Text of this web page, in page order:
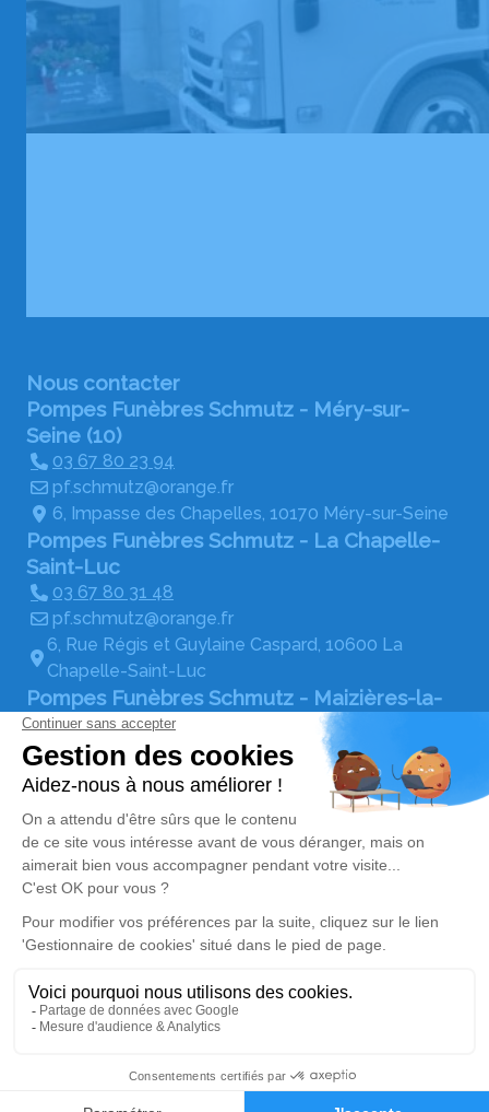
Nous contacter
Pompes Funèbres Schmutz - Méry-sur-
Seine (10)
03 67 80 23 94
pf.schmutz@orange.fr
6, Impasse des Chapelles, 10170 Méry-sur-Seine
Pompes Funèbres Schmutz - La Chapelle-
Saint-Luc
03 67 80 31 48
pf.schmutz@orange.fr
6, Rue Régis et Guylaine Caspard, 10600 La
Chapelle-Saint-Luc
Pompes Funèbres Schmutz - Maizières-la-
Grande-Paroisse
03 67 80 19 80
pf.schmutz@orange.fr
Boulevard Saint-Exupéry, 10510 Maizières-la-
Grande-Paroisse
Réseaux sociaux
Mentions légales
Politique de traitement des données personnelles
Politique d’utilisation des cookies
Gestionnaire de cookies
Zone d'intervention
Réalisation et référencement par Simplifia